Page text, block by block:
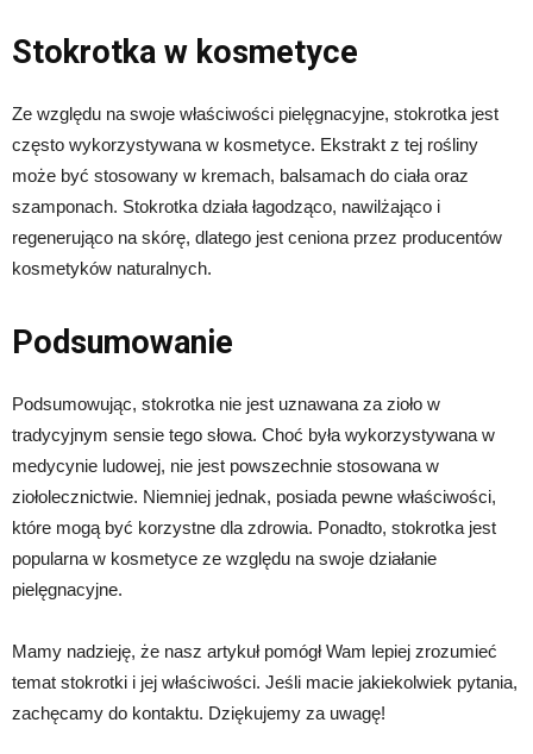
Stokrotka w kosmetyce
Ze względu na swoje właściwości pielęgnacyjne, stokrotka jest
często wykorzystywana w kosmetyce. Ekstrakt z tej rośliny
może być stosowany w kremach, balsamach do ciała oraz
szamponach. Stokrotka działa łagodząco, nawilżająco i
regenerująco na skórę, dlatego jest ceniona przez producentów
kosmetyków naturalnych.
Podsumowanie
Podsumowując, stokrotka nie jest uznawana za zioło w
tradycyjnym sensie tego słowa. Choć była wykorzystywana w
medycynie ludowej, nie jest powszechnie stosowana w
ziołolecznictwie. Niemniej jednak, posiada pewne właściwości,
które mogą być korzystne dla zdrowia. Ponadto, stokrotka jest
popularna w kosmetyce ze względu na swoje działanie
pielęgnacyjne.
Mamy nadzieję, że nasz artykuł pomógł Wam lepiej zrozumieć
temat stokrotki i jej właściwości. Jeśli macie jakiekolwiek pytania,
zachęcamy do kontaktu. Dziękujemy za uwagę!